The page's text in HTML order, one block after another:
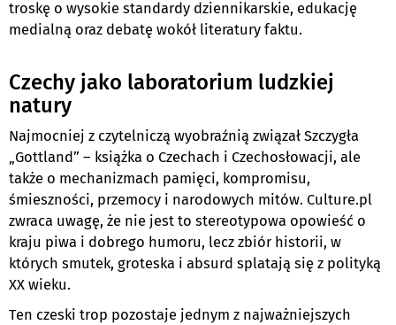
troskę o wysokie standardy dziennikarskie, edukację
medialną oraz debatę wokół literatury faktu.
Czechy jako laboratorium ludzkiej
natury
Najmocniej z czytelniczą wyobraźnią związał Szczygła
„Gottland” – książka o Czechach i Czechosłowacji, ale
także o mechanizmach pamięci, kompromisu,
śmieszności, przemocy i narodowych mitów. Culture.pl
zwraca uwagę, że nie jest to stereotypowa opowieść o
kraju piwa i dobrego humoru, lecz zbiór historii, w
których smutek, groteska i absurd splatają się z polityką
XX wieku.
Ten czeski trop pozostaje jednym z najważniejszych